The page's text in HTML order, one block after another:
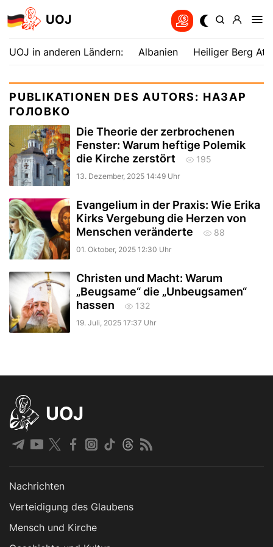
UOJ
UOJ in anderen Ländern: Albanien Heiliger Berg
PUBLIKATIONEN DES AUTORS: НАЗАР
ГОЛОВКО
Die Theorie der zerbrochenen
Fenster: Warum heftige Polemik
die Kirche zerstört
195
13. Dezember, 2025 14:49 Uhr
Evangelium in der Praxis: Wie Erika
Kirks Vergebung die Herzen von
Menschen veränderte
88
01. Oktober, 2025 12:30 Uhr
Christen und Macht: Warum
„Beugsame“ die „Unbeugsamen“
hassen
132
19. Juli, 2025 17:37 Uhr
UOJ
Nachrichten
Verteidigung des Glaubens
Mensch und Kirche